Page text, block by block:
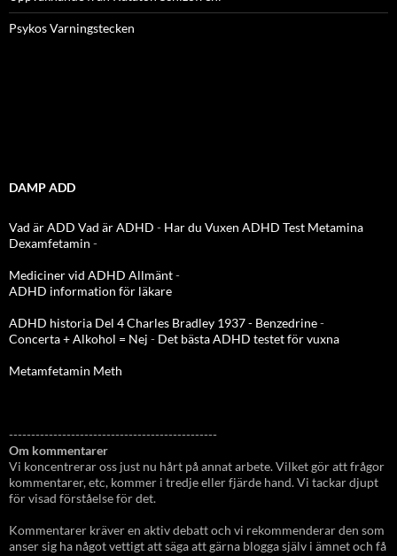
Psykos Varningstecken
DAMP ADD
Vad är ADD Vad är ADHD - Har du Vuxen ADHD Test Metamina
Dexamfetamin -
Mediciner vid ADHD Allmänt-
ADHD information för läkare
ADHD historia Del 4 Charles Bradley 1937 - Benzedrine-
Concerta + Alkohol = Nej - Det bästa ADHD testet för vuxna
Metamfetamin Meth
-----------------------------------------------
Om kommentarer
Vi koncentrerar oss just nu hårt på annat arbete. Vilket gör att frågor
kommentarer, etc, kommer i tredje eller fjärde hand. Vi tackar djupt
för visad förståelse för det.
Kommentarer kräver en aktiv debatt och vi rekommenderar den som
anser sig ha något vettigt att säga att gärna blogga själv i ämnet och få